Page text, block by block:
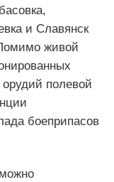
и Славянск
живой
полевой
боеприпасов